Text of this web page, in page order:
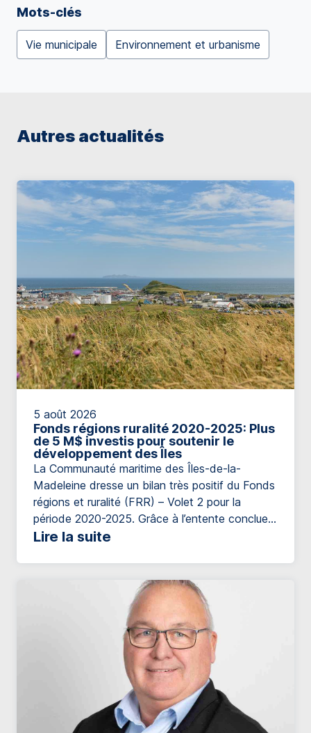
Mots-clés
Vie municipale Environnement et urbanisme
Autres actualités
5 août 2026
Fonds régions ruralité 2020-2025: Plus
de 5 M$ investis pour soutenir le
développement des Îles
La Communauté maritime des Îles-de-la-
Madeleine dresse un bilan très positif du Fonds
régions et ruralité (FRR) – Volet 2 pour la
période 2020-2025. Grâce à l’entente conclue
entre le ministère des Affaires municipales et de
investis afin de soutenir le développement local
Lire la suite